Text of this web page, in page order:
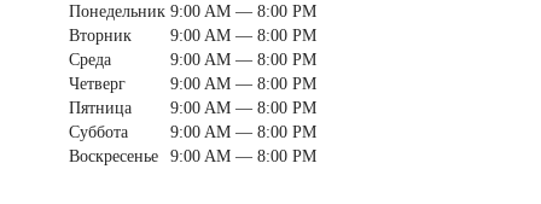
Понедельник 9:00 AM — 8:00 PM
Вторник
9:00 AM — 8:00 PM
Среда
9:00 AM — 8:00 PM
Четверг
9:00 AM — 8:00 PM
Пятница
9:00 AM — 8:00 PM
Суббота
9:00 AM — 8:00 PM
Воскресенье
9:00 AM — 8:00 PM